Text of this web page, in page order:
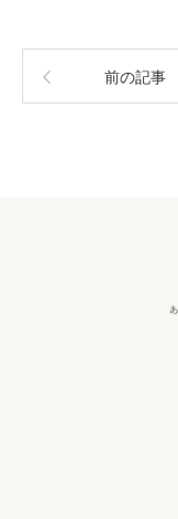
前の記事